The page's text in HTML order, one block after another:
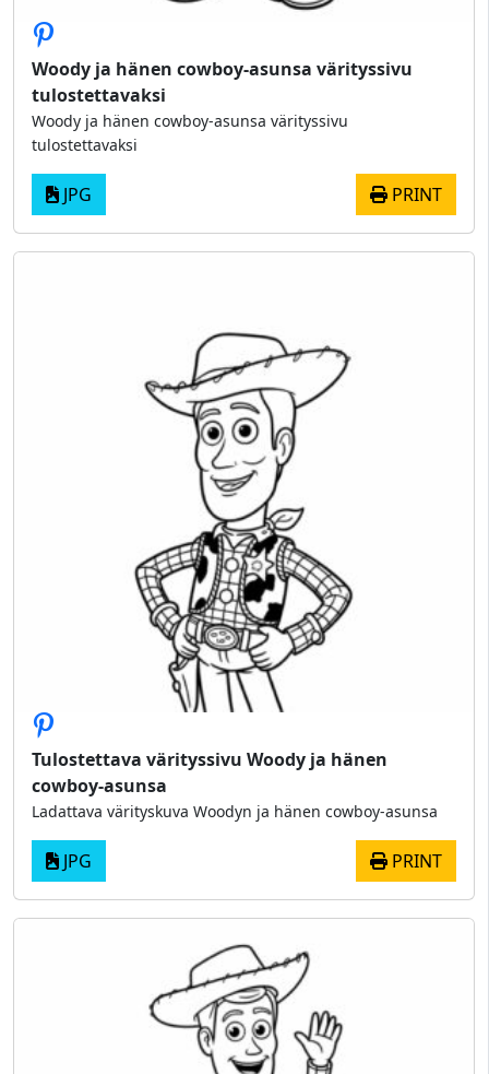
Woody ja hänen cowboy-asunsa värityssivu
tulostettavaksi
Woody ja hänen cowboy-asunsa värityssivu
tulostettavaksi
JPG PRINT
Tulostettava värityssivu Woody ja hänen
cowboy-asunsa
Ladattava värityskuva Woodyn ja hänen cowboy-asunsa
JPG PRINT